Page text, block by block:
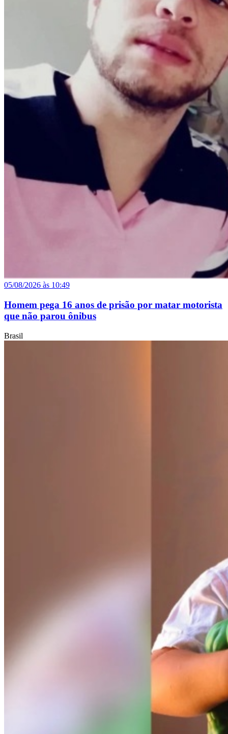
05/08/2026 às 10:49
Homem pega 16 anos de prisão por matar motorista
que não parou ônibus
Brasil